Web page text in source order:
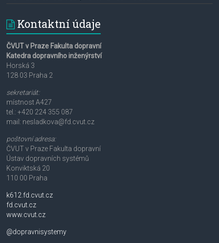
Kontaktní údaje
ČVUT v Praze Fakulta dopravní
Katedra dopravního inženýrství
Horská 3
128 03 Praha 2
sekretariát:
místnost A427
tel.: +420 224 355 087
mail: nesladkova@fd.cvut.cz
poštovní adresa:
ČVUT v Praze Fakulta dopravní
Ústav dopravních systémů
Konviktská 20
110 00 Praha
k612.fd.cvut.cz
fd.cvut.cz
www.cvut.cz
@dopravnisystemy